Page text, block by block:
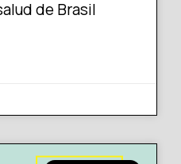
de Brasil